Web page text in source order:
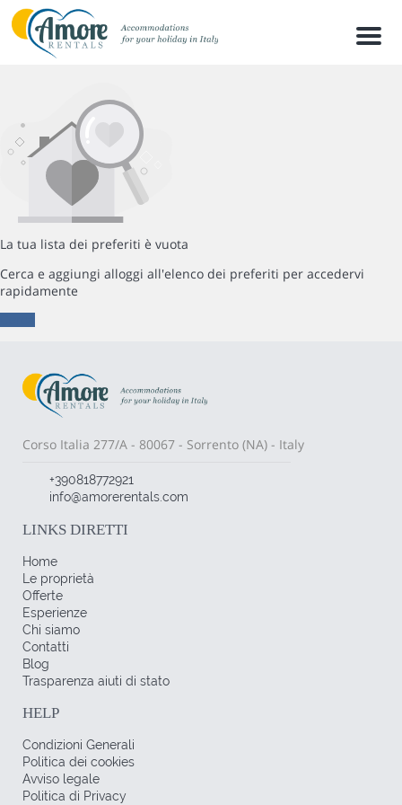
Menu
La tua lista dei preferiti è vuota
Cerca e aggiungi alloggi all'elenco dei preferiti per accedervi
rapidamente
Corso Italia 277/A - 80067 - Sorrento (NA) - Italy
+390818772921
info@amorerentals.com
LINKS DIRETTI
Home
Le proprietà
Offerte
Esperienze
Chi siamo
Contatti
Blog
Trasparenza aiuti di stato
HELP
Condizioni Generali
Politica dei cookies
Avviso legale
Politica di Privacy